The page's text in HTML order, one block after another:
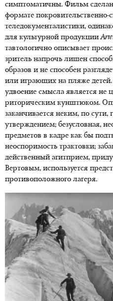
симптоматичны. Фильм
формате покровительственно-
теледокументалистики,
для культурной продукцииArte
тавтологично описывает
зритель напрочь лишен
образов и не способен
или играющих на пляже
удвоение смысла является не
риторическим кунштюком.
заканчивается неким, по
утверждением; безусловная,
предметов в кадре как бы
неоспоримость трактовки;
действенный агитприем,
Вертовым, используется
противоположного лагеря.